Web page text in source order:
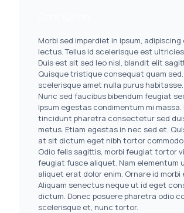
Morbi sed imperdiet in ipsum, adipiscing
lectus. Tellus id scelerisque est
Duis est sit sed leo nisl, blandit elit
Quisque tristique consequat quam
scelerisque amet nulla purus habitasse.
Nunc sed faucibus bibendum feugiat
Ipsum egestas condimentum mi massa.
tincidunt pharetra consectetur sed
metus. Etiam egestas in nec sed et.
at sit dictum eget nibh tortor
Odio felis sagittis, morbi feugiat tortor
feugiat fusce aliquet. Nam elementum
aliquet erat dolor enim. Ornare id morbi
Aliquam senectus neque ut id eget
dictum. Donec posuere pharetra odio
scelerisque et, nunc tortor.